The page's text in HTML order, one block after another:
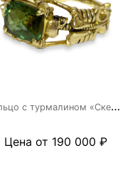
К
ольцо с турмалином «Скелетон»
Цена от 190 000 ₽